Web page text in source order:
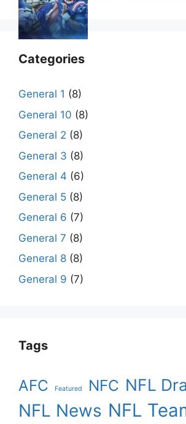
Categories
General 1 (8)
General 10 (8)
General 2 (8)
General 3 (8)
General 4 (6)
General 5 (8)
General 6 (7)
General 7 (8)
General 8 (8)
General 9 (7)
Tags
AFC Featured NFC NFL
NFL News NFL